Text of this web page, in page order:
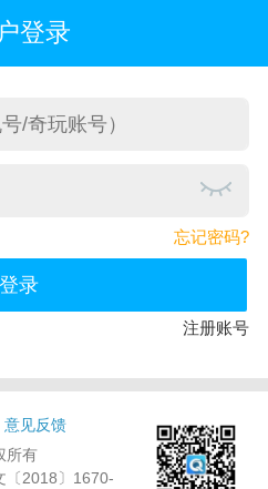
登录
忘记密码?
登录
注册账号
意见反馈
所有
2018〕1670-